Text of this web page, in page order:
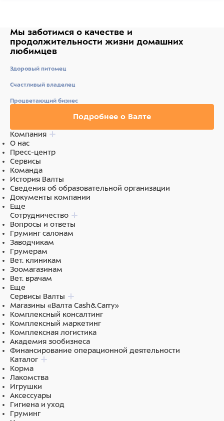
Двухтрубная система (двойная система трубок,
длина трубок прибл. 60 см) с превосходным
качеством звука.
Стойкое к истиранию окрашивание головки и
Вес 184 гр.
Мы заботимся о качестве и
продолжительности жизни домашних
любимцев
Здоровый питомец
Счастливый владелец
Процветающий бизнес
Подробнее о Валте
Компания
О нас
Пресс-центр
Сервисы
Команда
История Валты
Сведения об образовательной организации
Документы компании
Еще
Сотрудничество
Вопросы и ответы
Груминг салонам
Заводчикам
Грумерам
Вет. клиникам
Зоомагазинам
Вет. врачам
Еще
Сервисы Валты
Магазины «Валта Cash&Carry»
Комплексный консалтинг
Комплексный маркетинг
Комплексная логистика
Академия зообизнеса
Финансирование операционной деятельности
Каталог
Корма
Лакомства
Игрушки
Аксессуары
Гигиена и уход
Груминг